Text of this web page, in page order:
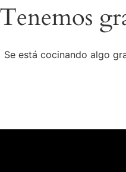
Tenemos
Se está cocinando algo